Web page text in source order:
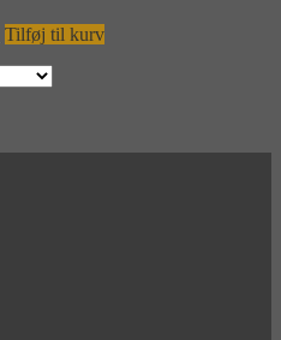
Den
Tilføj til kurv